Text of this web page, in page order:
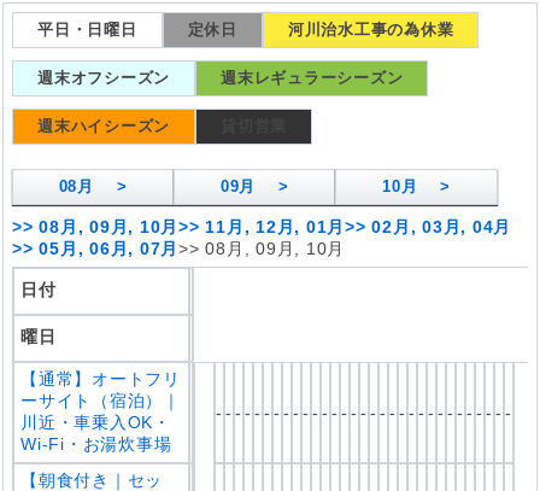
平日・日曜日 定休日 河川治水工事の為休業
週末オフシーズン 週末レギュラーシーズン
週末ハイシーズン
08月 > 09月 > 10月 >
>>08月, 09月, 10月 >> 11月, 12月, 01月 >>02月, 03月, 04月
>>05月, 06月, 07月 >>08月, 09月, 10月
日付
曜日
【通常】オートフリ
ーサイト（宿泊）｜
川近・車乗入OK・
Wi-Fi・お湯炊事場
- - - - - - - - - - - - - - - - - - - - - - - - - - - - - - -
【朝食付き｜セッ